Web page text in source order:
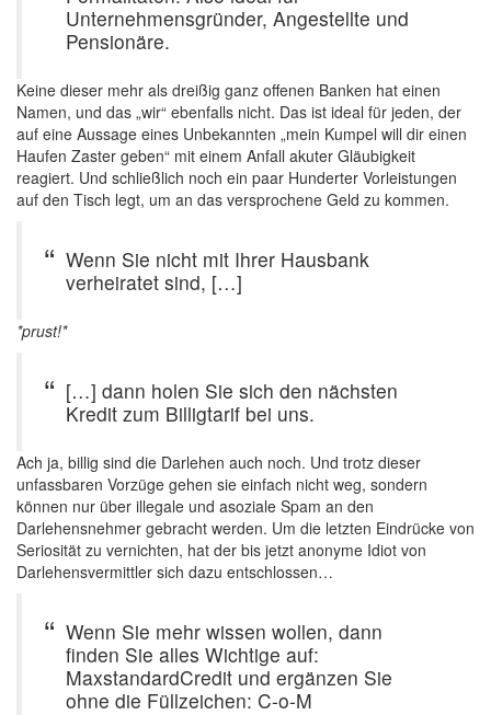
Unternehmensgründer, Angestellte und
Pensionäre.
Keine dieser mehr als dreißig ganz offenen Banken hat einen
Namen, und das „wir“ ebenfalls nicht. Das ist ideal für jeden, der
auf eine Aussage eines Unbekannten „mein Kumpel will dir einen
Haufen Zaster geben“ mit einem Anfall akuter Gläubigkeit
reagiert. Und schließlich noch ein paar Hunderter Vorleistungen
auf den Tisch legt, um an das versprochene Geld zu kommen.
Wenn Sie nicht mit Ihrer Hausbank
verheiratet sind, […]
*prust!*
[…] dann holen Sie sich den nächsten
Kredit zum Billigtarif bei uns.
Ach ja, billig sind die Darlehen auch noch. Und trotz dieser
unfassbaren Vorzüge gehen sie einfach nicht weg, sondern
können nur über illegale und asoziale Spam an den
Darlehensnehmer gebracht werden. Um die letzten Eindrücke von
Seriosität zu vernichten, hat der bis jetzt anonyme Idiot von
Darlehensvermittler sich dazu entschlossen…
Wenn Sie mehr wissen wollen, dann
finden Sie alles Wichtige auf:
MaxstandardCredit und ergänzen Sie
ohne die Füllzeichen: C-o-M